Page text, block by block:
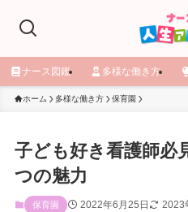
ナース図鑑 多様な働き方
ホーム 多様な働き方 保育園
子ども好き看護師必
つの魅力
保育園 2022年6月25日 2023